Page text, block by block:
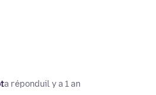
a réponduil y a 1 an